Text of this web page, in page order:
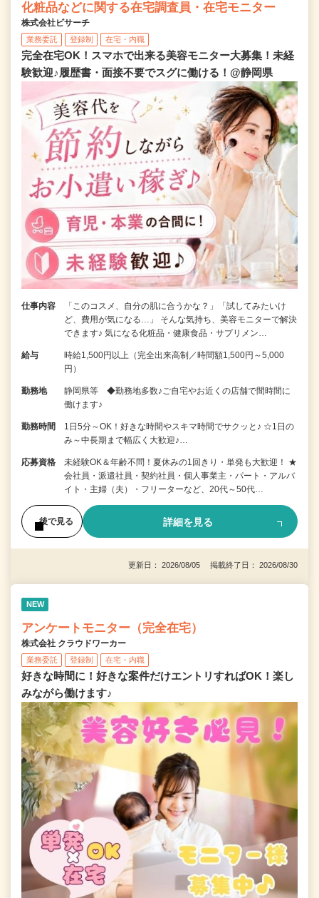
化粧品などに関する在宅調査員・在宅モニター
株式会社ビサーチ
業務委託 登録制 在宅・内職
完全在宅OK！スマホで出来る美容モニター大募集！未経
験歓迎♪履歴書・面接不要でスグに働ける！@静岡県
仕事内容
「このコスメ、自分の肌に合うかな？」「試してみたいけ
ど、費用が気になる…」 そんな気持ち、美容モニターで解決
できます♪ 気になる化粧品・健康食品・サプリメン…
給与
時給1,500円以上（完全出来高制／時間額1,500円～5,000
円）
勤務地
静岡県等 ◆勤務地多数♪ご自宅やお近くの店舗で間時間に
働けます♪
勤務時間
1日5分～OK！好きな時間やスキマ時間でサクッと♪ ☆1日の
み～中長期まで幅広く大歓迎♪…
応募資格
未経験OK＆年齢不問！夏休みの1回きり・単発も大歓迎！ ★
会社員・派遣社員・契約社員・個人事業主・パート・アルバ
イト・主婦（夫）・フリーターなど、20代～50代…
後で見る 詳細を見る
更新日： 2026/08/05 掲載終了日： 2026/08/30
NEW
アンケートモニター（完全在宅）
株式会社 クラウドワーカー
業務委託 登録制 在宅・内職
好きな時間に！好きな案件だけエントリすればOK！楽し
みながら働けます♪